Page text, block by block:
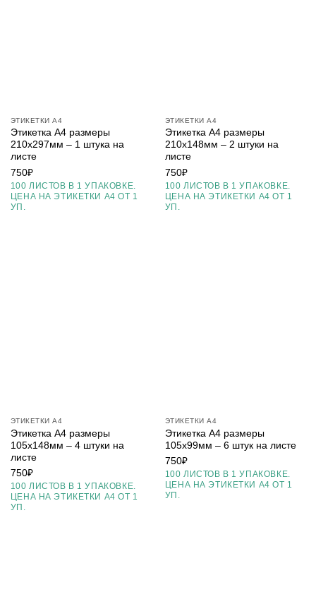
ЭТИКЕТКИ А4
Этикетка А4 размеры
210х297мм – 1 штука на
листе
750₽
100 ЛИСТОВ В 1 УПАКОВКЕ.
ЦЕНА НА ЭТИКЕТКИ А4 ОТ 1
УП.
ЭТИКЕТКИ А4
Этикетка А4 размеры
210х148мм – 2 штуки на
листе
750₽
100 ЛИСТОВ В 1 УПАКОВКЕ.
ЦЕНА НА ЭТИКЕТКИ А4 ОТ 1
УП.
ЭТИКЕТКИ А4
Этикетка А4 размеры
105х148мм – 4 штуки на
листе
750₽
100 ЛИСТОВ В 1 УПАКОВКЕ.
ЦЕНА НА ЭТИКЕТКИ А4 ОТ 1
УП.
ЭТИКЕТКИ А4
Этикетка А4 размеры
105х99мм – 6 штук на листе
750₽
100 ЛИСТОВ В 1 УПАКОВКЕ.
ЦЕНА НА ЭТИКЕТКИ А4 ОТ 1
УП.